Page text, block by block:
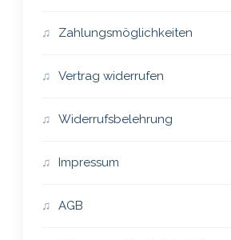
Zahlungsmöglichkeiten
Vertrag widerrufen
Widerrufsbelehrung
Impressum
AGB